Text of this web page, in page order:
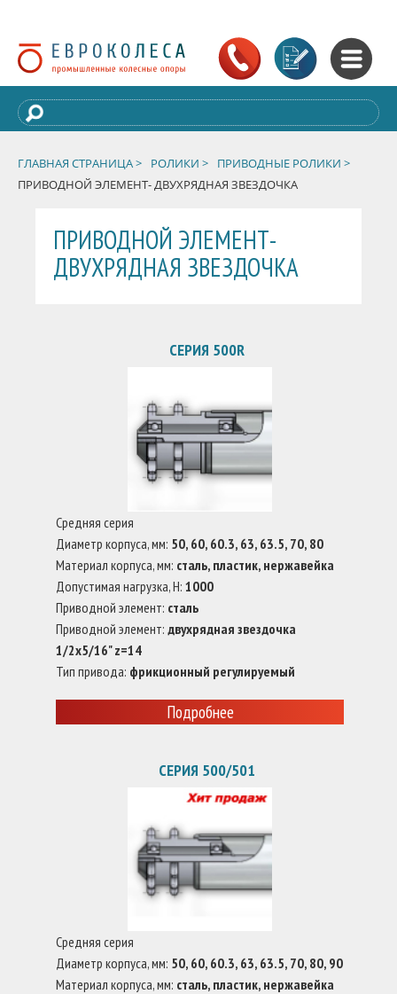
ГЛАВНАЯ СТРАНИЦА > РОЛИКИ >
ПРИВОДНЫЕ РОЛИКИ >
ПРИВОДНОЙ ЭЛЕМЕНТ- ДВУХРЯДНАЯ ЗВЕЗДОЧКА
ПРИВОДНОЙ ЭЛЕМЕНТ-
ДВУХРЯДНАЯ ЗВЕЗДОЧКА
СЕРИЯ 500R
Средняя серия
Диаметр корпуса, мм: 50, 60, 60.3, 63, 63.5, 70, 80
Материал корпуса, мм: сталь, пластик, нержавейка
Допустимая нагрузка, Н: 1000
Приводной элемент: сталь
Приводной элемент: двухрядная звездочка
1/2x5/16" z=14
Тип привода: фрикционный регулируемый
Подробнее
СЕРИЯ 500/501
Средняя серия
Диаметр корпуса, мм: 50, 60, 60.3, 63, 63.5, 70, 80, 90
Материал корпуса, мм: сталь, пластик, нержавейка